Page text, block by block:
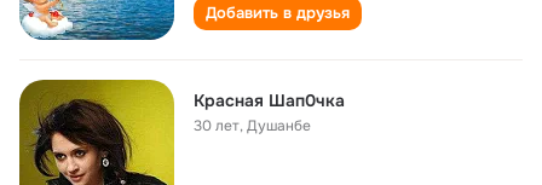
Добавить в друзья
Kрасная Шап0чка
30 лет,Душанбе